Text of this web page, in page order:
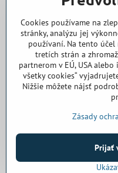
0907 971 896
prievidza​@cora-
Obchodné
0918 345 325
©
Predvoľby súkromia
Cookies používame na
stránky, analýzu jej
používaní. Na tento
tretích strán a
partnerom v EÚ, USA
všetky cookies“
Nižšie môžete nájsť
Zásady
Prijať